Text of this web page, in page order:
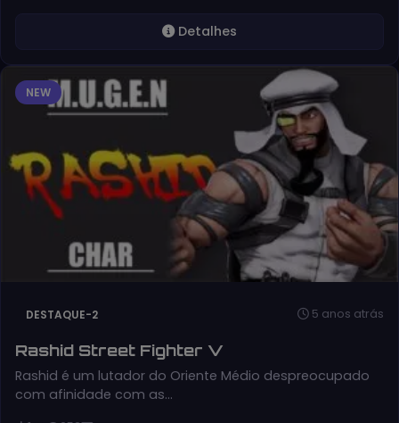
Detalhes
NEW
DESTAQUE-2 5 anos atrás
Rashid Street Fighter V
Rashid é um lutador do Oriente Médio despreocupado
com afinidade com as…